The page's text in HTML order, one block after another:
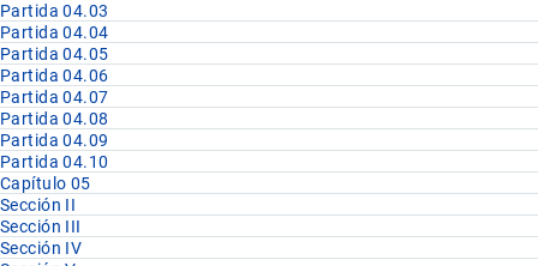
Partida 04.03
Partida 04.04
Partida 04.05
Partida 04.06
Partida 04.07
Partida 04.08
Partida 04.09
Partida 04.10
Capítulo 05
Sección II
Sección III
Sección IV